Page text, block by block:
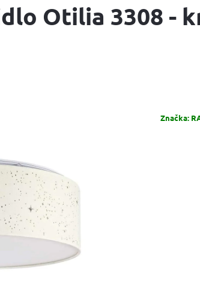
Otilia 3308 -
Značka: